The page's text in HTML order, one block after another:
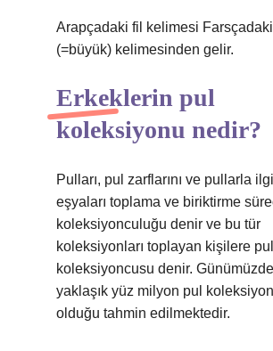
Arapçadaki fil kelimesi Farsçadaki
(=büyük) kelimesinden gelir.
Erkeklerin pul
koleksiyonu nedir?
Pulları, pul zarflarını ve pullarla
eşyaları toplama ve biriktirme
koleksiyonculuğu denir ve bu tür
koleksiyonları toplayan kişilere pul
koleksiyoncusu denir.
yaklaşık yüz milyon pul
olduğu tahmin edilmektedir.